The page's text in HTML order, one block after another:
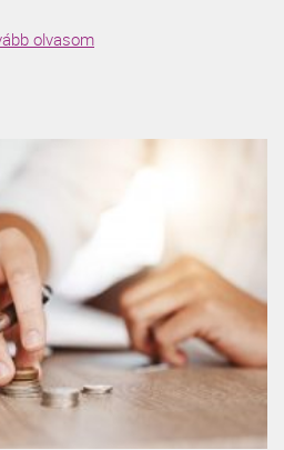
olvasom